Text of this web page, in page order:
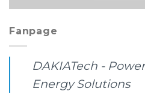
Fanpage
DAKIATech -
Energy Solutions